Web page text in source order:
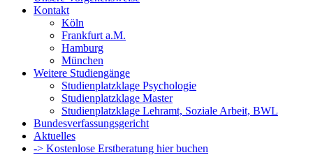
Kontakt
Köln
Frankfurt a.M.
Hamburg
München
Weitere Studiengänge
Studienplatzklage Psychologie
Studienplatzklage Master
Studienplatzklage Lehramt, Soziale Arbeit, BWL
Bundesverfassungsgericht
Aktuelles
-> Kostenlose Erstberatung hier buchen